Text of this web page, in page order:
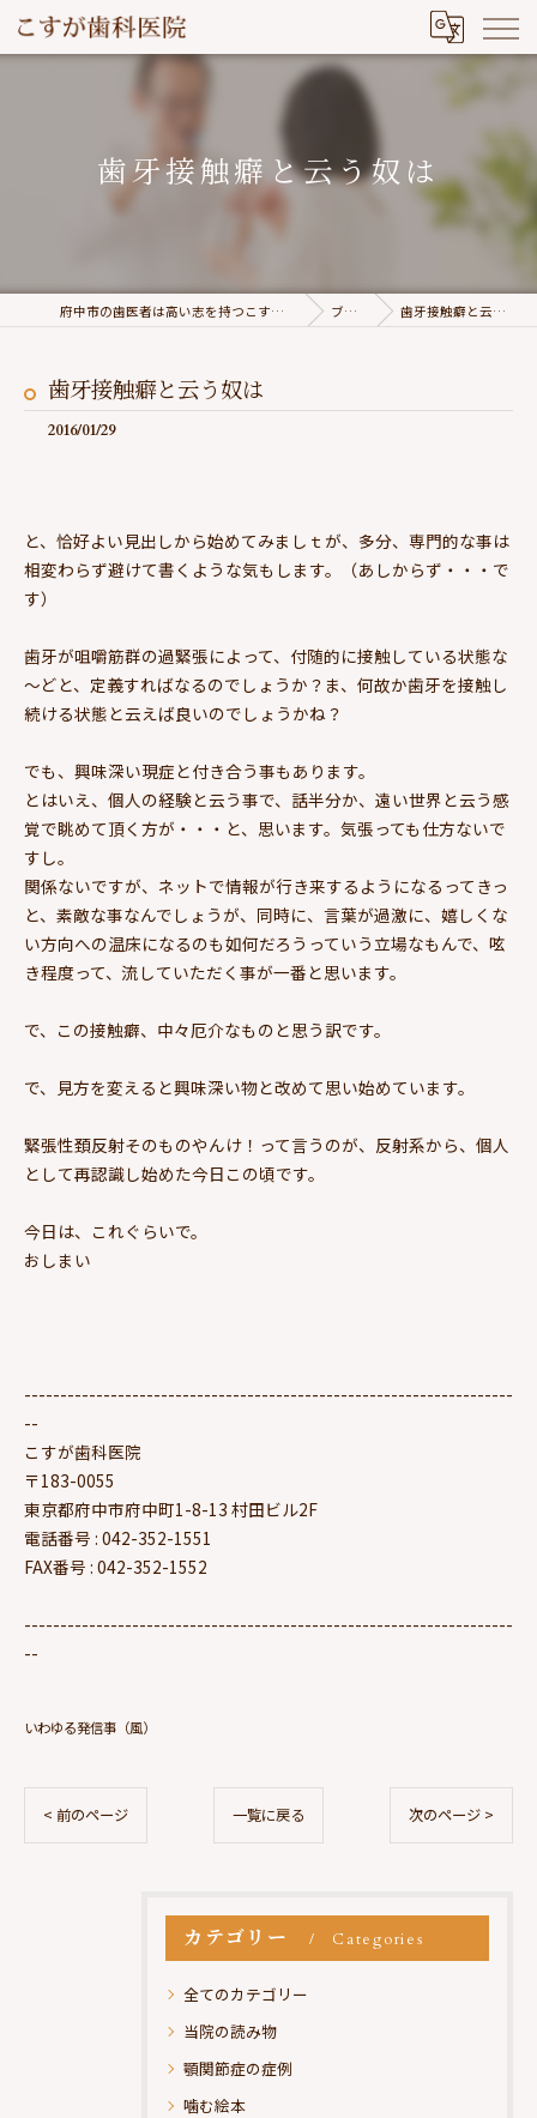
歯牙接触癖と云う奴は
府中市の歯医者は高い志を持つこすが歯科医院 ブログ 歯牙接触癖と云う奴は
歯牙接触癖と云う奴は
2016/01/29
と、恰好よい見出しから始めてみましｔが、多分、専門的な事は
相変わらず避けて書くような気もします。（あしからず・・・で
す）
歯牙が咀嚼筋群の過緊張によって、付随的に接触している状態な
～どと、定義すればなるのでしょうか？ま、何故か歯牙を接触し
続ける状態と云えば良いのでしょうかね？
でも、興味深い現症と付き合う事もあります。
とはいえ、個人の経験と云う事で、話半分か、遠い世界と云う感
覚で眺めて頂く方が・・・と、思います。気張っても仕方ないで
すし。
関係ないですが、ネットで情報が行き来するようになるってきっ
と、素敵な事なんでしょうが、同時に、言葉が過激に、嬉しくな
い方向への温床になるのも如何だろうっていう立場なもんで、呟
き程度って、流していただく事が一番と思います。
で、この接触癖、中々厄介なものと思う訳です。
で、見方を変えると興味深い物と改めて思い始めています。
緊張性頚反射そのものやんけ！って言うのが、反射系から、個人
として再認識し始めた今日この頃です。
今日は、これぐらいで。
おしまい
--------------------------------------------------------------------
--
こすが歯科医院
〒183-0055
東京都府中市府中町1-8-13 村田ビル2F
電話番号 : 042-352-1551
FAX番号 : 042-352-1552
--------------------------------------------------------------------
--
いわゆる発信事（風）
< 前のページ 一覧に戻る 次のページ >
カテゴリー Categories
全てのカテゴリー
当院の読み物
顎関節症の症例
噛む絵本